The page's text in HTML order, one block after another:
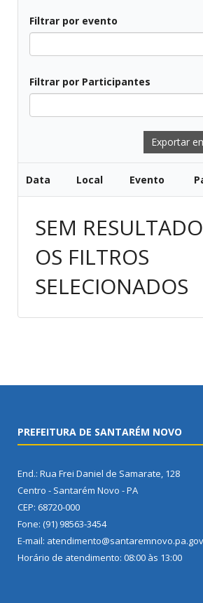
Filtrar por evento
Filtrar por Participantes
Exportar
Data Local Evento
SEM
OS FILTROS
SELECIONADOS
PREFEITURA DE SANTARÉM NOVO
End.: Rua Frei Daniel de Samarate, 128
Centro - Santarém Novo - PA
CEP: 68720-000
Fone: (91) 98563-3454
E-mail:
Horário de atendimento: 08:00 às 13:00